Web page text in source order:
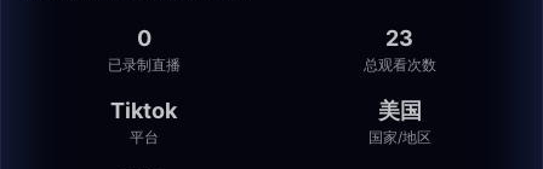
0
已录制直播
23
总观看次数
Tiktok
平台
美国
国家/地区